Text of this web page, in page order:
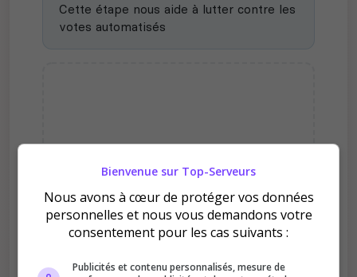
Cette étape nous aide à lutter contre les
votes automatisés
Pourquoi voter pour [FR]
Oaso [PvE] [X1] [IA DUR]
Discord : DdZsQ4Hmsh ?
Bienvenue sur Top-Serveurs
Nous avons à cœur de protéger vos données
personnelles et nous vous demandons votre
consentement pour les cas suivants :
Publicités et contenu personnalisés, mesure de